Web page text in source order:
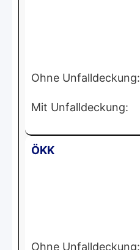
Ohne Unfalldeckung:
Mit Unfalldeckung:
ÖKK
Ohne Unfalldeckung: